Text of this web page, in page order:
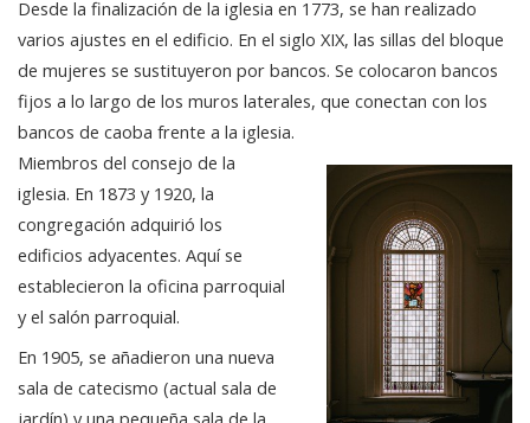
Desde la finalización de la iglesia en 1773, se han realizado
varios ajustes en el edificio. En el siglo XIX, las sillas del bloque
de mujeres se sustituyeron por bancos. Se colocaron bancos
fijos a lo largo de los muros laterales, que conectan con los
bancos de caoba frente a la iglesia.
Miembros del consejo de la
iglesia. En 1873 y 1920, la
congregación adquirió los
edificios adyacentes. Aquí se
establecieron la oficina parroquial
y el salón parroquial.
En 1905, se añadieron una nueva
sala de catecismo (actual sala de